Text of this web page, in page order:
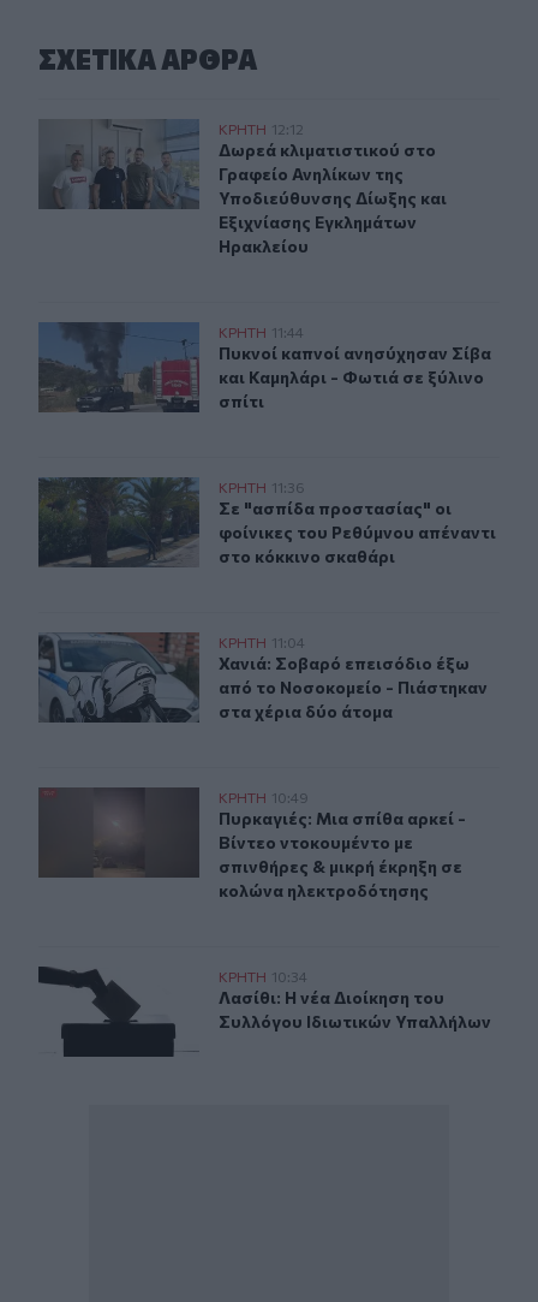
ΣΧΕΤΙΚA AΡΘΡΑ
Δωρεά κλιματιστικού στο Γραφείο Ανηλίκων της
ΚΡΗΤΗ 12:12
Δωρεά κλιματιστικού στο Γραφείο
Δωρεά κλιματιστικού στο
Γραφείο Ανηλίκων της
Υποδιεύθυνσης Δίωξης και
Εξιχνίασης Εγκλημάτων
Ηρακλείου
Φωτιά σε ξύλινο σπίτι κοντά στην Αγία Μαρίνα Φαιστού
ΚΡΗΤΗ 11:44
Πυκνοί καπνοί ανησύχησαν Σίβα
Πυκνοί καπνοί ανησύχησαν Σίβα
και Καμηλάρι - Φωτιά σε ξύλινο
σπίτι
Σε "ασπίδα προστασίας" οι φοίνικες του Ρεθύμνου
ΚΡΗΤΗ 11:36
Σε "ασπίδα προστασίας" οι
Σε "ασπίδα προστασίας" οι
φοίνικες του Ρεθύμνου απέναντι
στο κόκκινο σκαθάρι
Χανιά: Σοβαρό επεισόδιο έξω από το Νοσοκομείο -
ΚΡΗΤΗ 11:04
Χανιά: Σοβαρό επεισόδιο έξω από
Χανιά: Σοβαρό επεισόδιο έξω
από το Νοσοκομείο - Πιάστηκαν
στα χέρια δύο άτομα
Πυρκαγιές: Μια σπίθα αρκεί - Βίντεο ντοκουμέντο με
ΚΡΗΤΗ 10:49
Πυρκαγιές: Μια σπίθα αρκεί -
Πυρκαγιές: Μια σπίθα αρκεί -
Βίντεο ντοκουμέντο με
σπινθήρες & μικρή έκρηξη σε
κολώνα ηλεκτροδότησης
Λασίθι: Η νέα Διοίκηση του Συλλόγου Ιδιωτικών
ΚΡΗΤΗ 10:34
Λασίθι: Η νέα Διοίκηση του
Λασίθι: Η νέα Διοίκηση του
Συλλόγου Ιδιωτικών Υπαλλήλων